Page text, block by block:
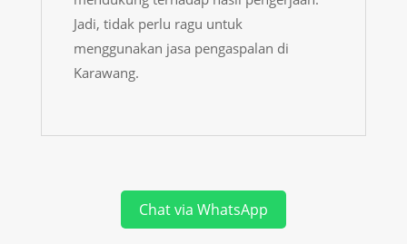
Jadi, tidak perlu ragu untuk
menggunakan jasa pengaspalan di
Karawang.
Chat via WhatsApp